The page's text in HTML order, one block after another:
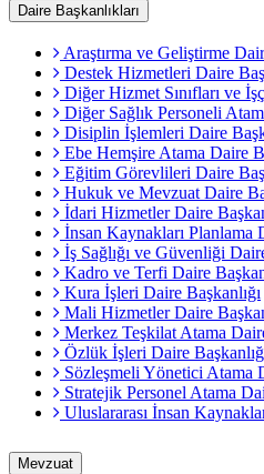
Daire Başkanlıkları
Araştırma ve Geliştirme
Destek Hizmetleri Daire
Diğer Hizmet Sınıfları ve
Diğer Sağlık Personeli
Disiplin İşlemleri Daire
Ebe Hemşire Atama Daire
Eğitim Görevlileri Daire
Hukuk ve Mevzuat Daire
İdari Hizmetler Daire
İnsan Kaynakları Planlama
İş Sağlığı ve Güvenliği
Kadro ve Terfi Daire
Kura İşleri Daire Başkanlığı
Mali Hizmetler Daire
Merkez Teşkilat Atama
Özlük İşleri Daire
Sözleşmeli Yönetici Atama
Stratejik Personel Atama
Uluslararası İnsan
Mevzuat